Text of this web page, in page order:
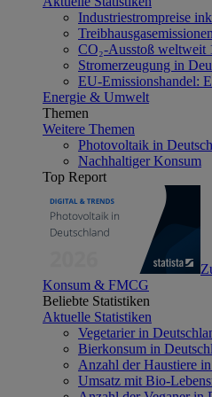
Industriestrompreise
CO₂-Ausstoß weltweit
Stromerzeugung in
EU-Emissionshandel:
Energie & Umwelt
Themen
Weitere Themen
Photovoltaik in
Nachhaltiger Konsum
Top Report
Konsum & FMCG
Beliebte Statistiken
Aktuelle Statistiken
Vegetarier in
Bierkonsum in
Anzahl der Haustiere
Umsatz mit Bio-